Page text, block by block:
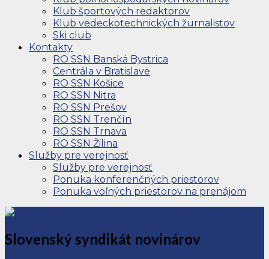
Klub športových redaktorov
Klub vedeckotechnických žurnalistov
Ski club
Kontakty
RO SSN Banská Bystrica
Centrála v Bratislave
RO SSN Košice
RO SSN Nitra
RO SSN Prešov
RO SSN Trenčín
RO SSN Trnava
RO SSN Žilina
Služby pre verejnosť
Služby pre verejnosť
Ponuka konferenčných priestorov
Ponuka voľných priestorov na prenájom
Slovenský syndikát novinárov